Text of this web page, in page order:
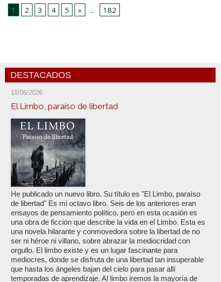
1
2 3 4 5 » ... 182
DESTACADOS
18/06/2026
El Limbo, paraíso de libertad
He publicado un nuevo libro. Su título es "El Limbo, paraíso
de libertad" Es mi octavo libro. Seis de los anteriores eran
ensayos de pensamiento político, pero en esta ocasión es
una obra de ficción que describe la vida en el Limbo. Esta es
una novela hilarante y conmovedora sobre la libertad de no
ser ni héroe ni villano, sobre abrazar la mediocridad con
orgullo. El limbo existe y es un lugar fascinante para
mediocres, donde se disfruta de una libertad tan insuperable
que hasta los ángeles bajan del cielo para pasar allí
temporadas de aprendizaje. Al limbo iremos la mayoría de